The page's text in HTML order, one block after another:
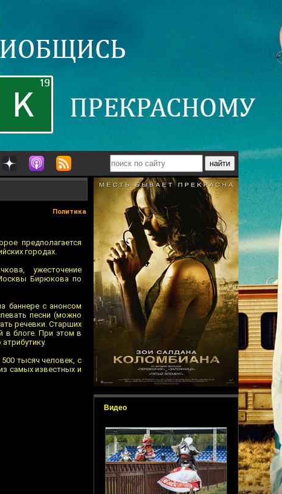
Видео
Политика
предполагается
городах.
ужесточение
Бирюкова по
баннере с анонсом
песни (можно
речевки. Старших
в блоге. При этом в
тысяч человек, с
самых известных и